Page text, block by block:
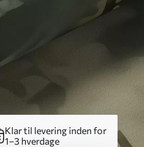
Klar til levering inden for
1–3 hverdage